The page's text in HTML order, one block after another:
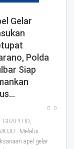
Gelar
Polda
Siap
0
- Melalui
apel gelar